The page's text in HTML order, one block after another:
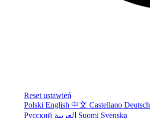
Reset ustawień
Polski English 中文 Castellano Deutsch
Русский
Suomi Svenska